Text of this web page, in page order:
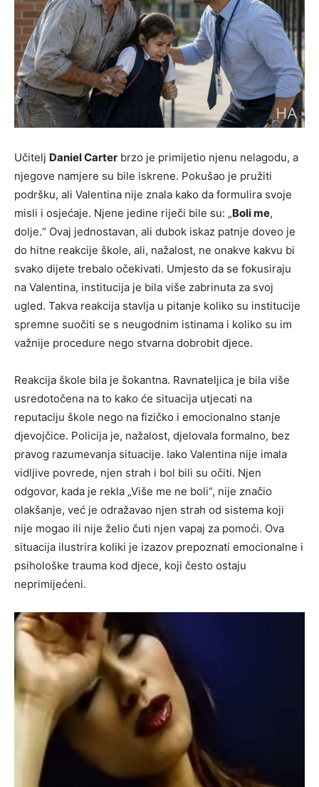
Učitelj Daniel Carter brzo je primijetio njenu nelagodu, a
njegove namjere su bile iskrene. Pokušao je pružiti
podršku, ali Valentina nije znala kako da formulira svoje
misli i osjećaje. Njene jedine riječi bile su: „Boli me,
dolje.“ Ovaj jednostavan, ali dubok iskaz patnje doveo je
do hitne reakcije škole, ali, nažalost, ne onakve kakvu bi
svako dijete trebalo očekivati. Umjesto da se fokusiraju
na Valentina, institucija je bila više zabrinuta za svoj
ugled. Takva reakcija stavlja u pitanje koliko su institucije
spremne suočiti se s neugodnim istinama i koliko su im
važnije procedure nego stvarna dobrobit djece.
Reakcija škole bila je šokantna. Ravnateljica je bila više
usredotočena na to kako će situacija utjecati na
reputaciju škole nego na fizičko i emocionalno stanje
djevojčice. Policija je, nažalost, djelovala formalno, bez
pravog razumevanja situacije. Iako Valentina nije imala
vidljive povrede, njen strah i bol bili su očiti. Njen
odgovor, kada je rekla „Više me ne boli“, nije značio
olakšanje, već je odražavao njen strah od sistema koji
nije mogao ili nije želio čuti njen vapaj za pomoći. Ova
situacija ilustrira koliki je izazov prepoznati emocionalne i
psihološke trauma kod djece, koji često ostaju
neprimijećeni.